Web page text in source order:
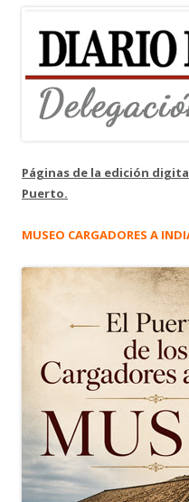
Páginas de la edición
Puerto.
MUSEO CARGADORES A